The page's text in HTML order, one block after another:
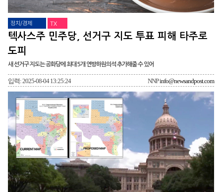
정치/경제 TX
텍사스주 민주당, 선거구 지도 투표 피해 타주로
도피
새 선거구 지도는 공화당에 최대 5개 연방하원의석 추가해줄 수 있어
입력: 2025-08-04 13:25:24 NNPinfo@newsandpost.com